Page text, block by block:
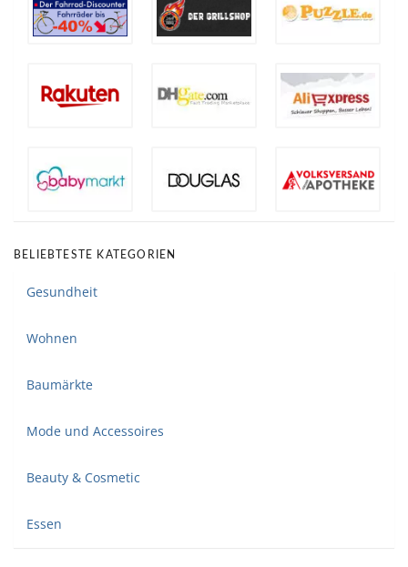
BELIEBTESTE KATEGORIEN
Gesundheit
Wohnen
Baumärkte
Mode und Accessoires
Beauty & Cosmetic
Essen